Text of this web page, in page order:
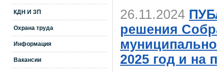
КДН И ЗП
Охрана труда
Информация
Вакансии
26.11.2024
решения
2025 год и на